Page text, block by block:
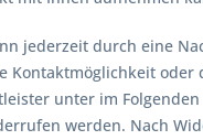
jederzeit durch eine
Kontaktmöglichkeit oder
unter im
werden. Nach